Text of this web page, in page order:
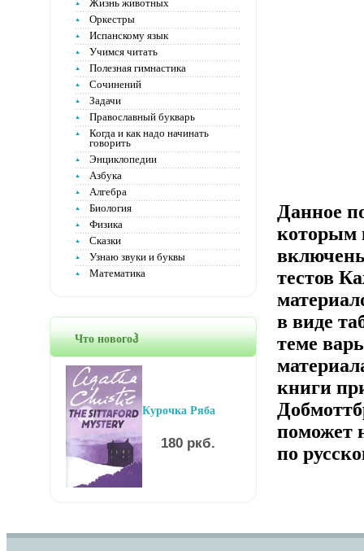
Жизнь животных
Оркестры
Испанскому язык
Учимся читать
Полезная гимнастика
Сочинений
Задачи
Православный букварь
Когда и как надо начинать
говорить
Энциклопедии
Азбука
Алгебра
Биология
Физика
Сказки
Узнаю звуки и буквы
Математика
Что новогоჰ
Курочка Ряба
180 ркб.
Данное
которым
тестов
в виде
теме
книги
поможет
по